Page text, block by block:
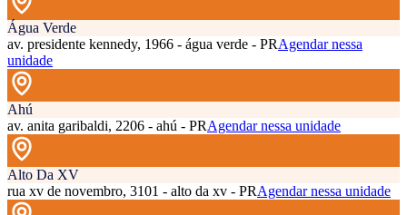
Água Verde
av. presidente kennedy, 1966 - água verde - PRAgendar nessa
unidade
Ahú
av. anita garibaldi, 2206 - ahú - PRAgendar nessa unidade
Alto Da XV
rua xv de novembro, 3101 - alto da xv - PRAgendar nessa unidade